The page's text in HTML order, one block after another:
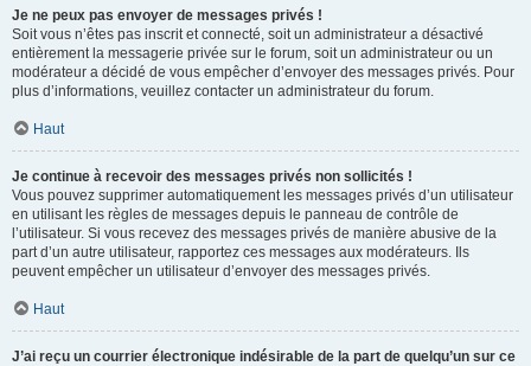
Je ne peux pas envoyer de messages privés !
Soit vous n’êtes pas inscrit et connecté, soit un administrateur a désactivé
entièrement la messagerie privée sur le forum, soit un administrateur ou un
modérateur a décidé de vous empêcher d’envoyer des messages privés. Pour
plus d’informations, veuillez contacter un administrateur du forum.
Haut
Je continue à recevoir des messages privés non sollicités !
Vous pouvez supprimer automatiquement les messages privés d’un utilisateur
en utilisant les règles de messages depuis le panneau de contrôle de
l’utilisateur. Si vous recevez des messages privés de manière abusive de la
part d’un autre utilisateur, rapportez ces messages aux modérateurs. Ils
peuvent empêcher un utilisateur d’envoyer des messages privés.
Haut
J’ai reçu un courrier électronique indésirable de la part de quelqu’un sur ce